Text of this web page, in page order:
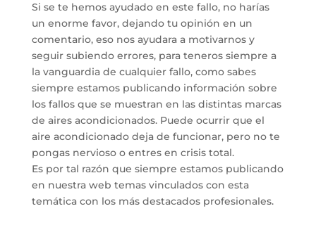
Si se te hemos ayudado en este fallo, no harías
un enorme favor, dejando tu opinión en un
comentario, eso nos ayudara a motivarnos y
seguir subiendo errores, para teneros siempre a
la vanguardia de cualquier fallo, como sabes
siempre estamos publicando información sobre
los fallos que se muestran en las distintas marcas
de aires acondicionados. Puede ocurrir que el
aire acondicionado deja de funcionar, pero no te
pongas nervioso o entres en crisis total.
Es por tal razón que siempre estamos publicando
en nuestra web temas vinculados con esta
temática con los más destacados profesionales.